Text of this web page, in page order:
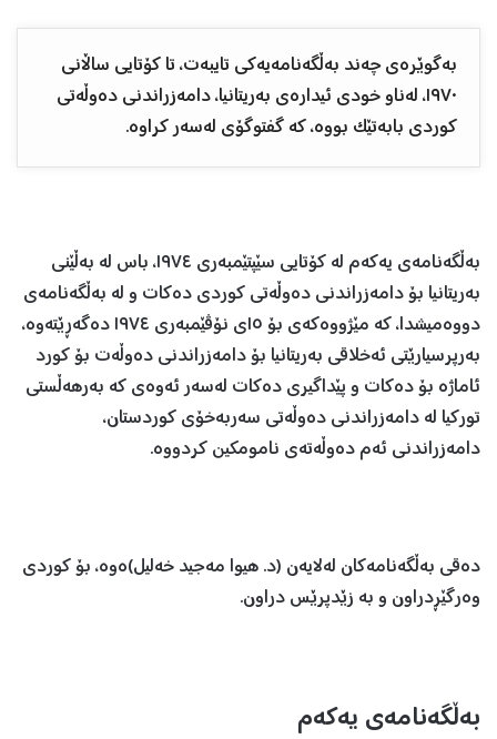
بەگوێرەی چەند بەڵگەنامەیەکی تایبەت، تا کۆتایی ساڵانی
١٩٧٠، لەناو خودی ئیدارەی بەریتانیا، دامەزراندنی دەوڵەتی
کوردی بابەتێک بووە، کە گفتوگۆی لەسەر کراوە.
بەڵگەنامەی یەکەم لە کۆتایی سێپتێمبەری ١٩٧٤، باس لە بەڵێنی
بەریتانیا بۆ دامەزراندنی دەوڵەتی کوردی دەکات و لە بەڵگەنامەی
دووەمیشدا، کە مێژووەکەی بۆ ١٥ی نۆڤێمبەری ١٩٧٤ دەگەڕێتەوە،
بەرپرسیارێتی ئەخلاقی بەریتانیا بۆ دامەزراندنی دەوڵەت بۆ کورد
ئاماژە بۆ دەکات و پێداگیری دەکات لەسەر ئەوەی کە بەرهەڵستی
تورکیا لە دامەزراندنی دەوڵەتی سەربەخۆی کوردستان،
دامەزراندنی ئەم دەوڵەتەی نامومکین کردووە.
دەقی بەڵگەنامەکان لەلایەن (د. هیوا مەجید خەلیل)ەوە، بۆ کوردی
وەرگێڕدراون و بە زێدپرێس دراون.
بەڵگەنامەی یەکەم